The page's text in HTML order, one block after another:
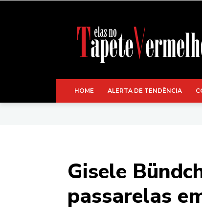
HOME ALERTA DE TENDÊNCIA
Gisele
passarelas